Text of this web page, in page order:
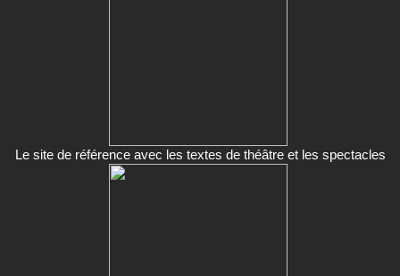
Le site de référence avec les textes de théâtre et les spectacles